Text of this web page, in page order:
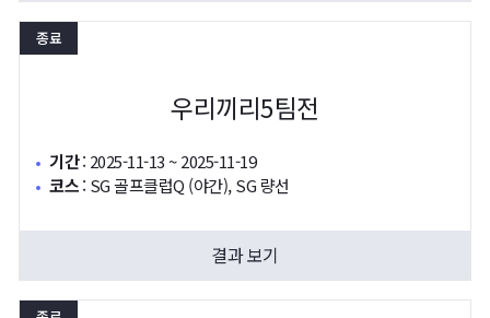
종료
우리끼리5팀전
기간: 2025-11-13 ~ 2025-11-19
코스: SG 골프클럽Q (야간), SG 량선
결과 보기